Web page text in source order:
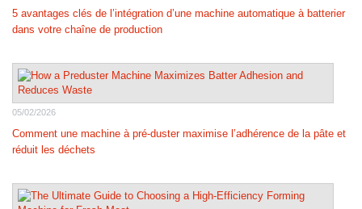
5 avantages clés de l’intégration d’une machine automatique à batterier
dans votre chaîne de production
05/02/2026
Comment une machine à pré-duster maximise l’adhérence de la pâte et
réduit les déchets